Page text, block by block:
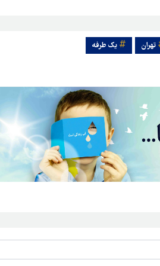
تهران یک طرفه